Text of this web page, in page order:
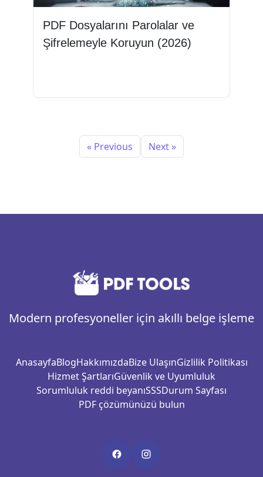
PDF Dosyalarını Parolalar ve
Şifrelemeyle Koruyun (2026)
« Previous Next »
Modern profesyoneller için akıllı belge işleme
AnasayfaBlogHakkımızdaBize UlaşınGizlilik Politikası
Hizmet ŞartlarıGüvenlik ve Uyumluluk
Sorumluluk reddi beyanıSSSDurum Sayfası
PDF çözümünüzü bulun